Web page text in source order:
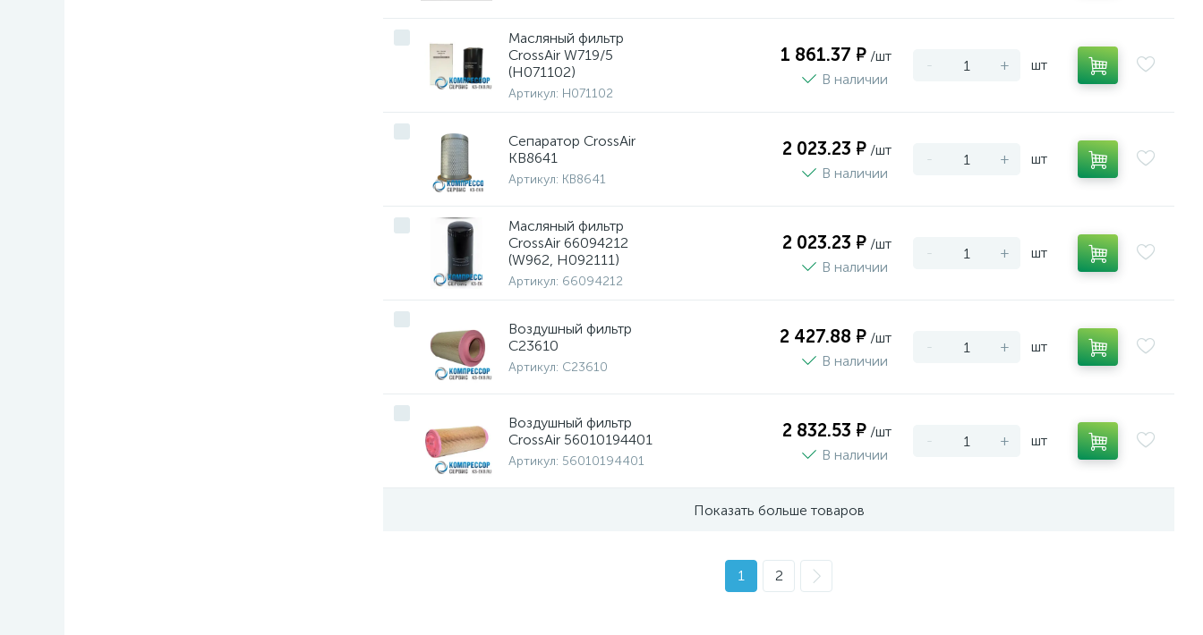
Масляный фильтр
CrossAir W719/5
(H071102)
Артикул: H071102
1 861.37 ₽ /шт
В наличии
- + шт
Cепаратор CrossAir
KB8641
Артикул: KB8641
2 023.23 ₽ /шт
В наличии
- + шт
Масляный фильтр
CrossAir 66094212
(W962, Н092111)
Артикул: 66094212
2 023.23 ₽ /шт
В наличии
- + шт
Воздушный фильтр
C23610
Артикул: C23610
2 427.88 ₽ /шт
В наличии
- + шт
Воздушный фильтр
CrossAir 56010194401
Артикул: 56010194401
2 832.53 ₽ /шт
В наличии
- + шт
Показать больше товаров
1 2